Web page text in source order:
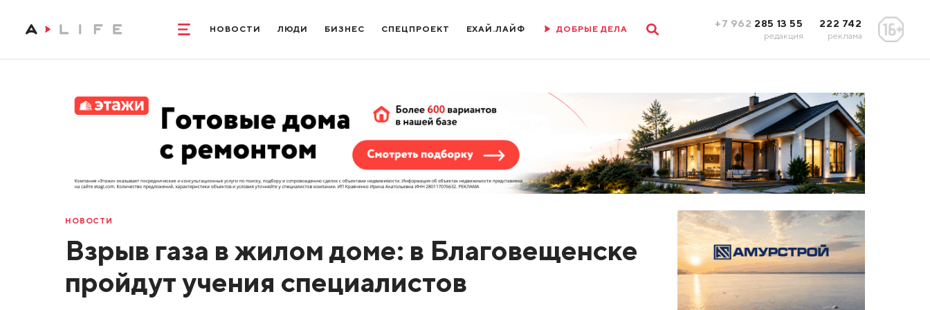
НОВОСТИ ЛЮДИ БИЗНЕС СПЕЦПРОЕКТ ЕХАЙ.ЛАЙФ ДОБРЫЕ ДЕЛА +7 962 285 13 55
редакция
222 742
реклама
НОВОСТИ
Взрыв газа в жилом доме: в Благовещенске
пройдут учения специалистов